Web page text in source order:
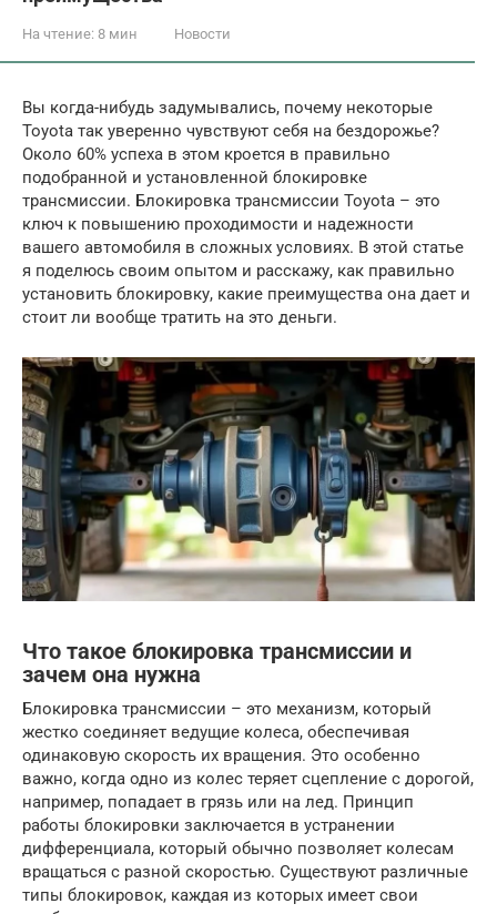
На чтение: 8 мин Новости
Вы когда-нибудь задумывались, почему некоторые
Toyota так уверенно чувствуют себя на бездорожье?
Около 60% успеха в этом кроется в правильно
подобранной и установленной блокировке
трансмиссии. Блокировка трансмиссии Toyota – это
ключ к повышению проходимости и надежности
вашего автомобиля в сложных условиях. В этой статье
я поделюсь своим опытом и расскажу, как правильно
установить блокировку, какие преимущества она дает и
стоит ли вообще тратить на это деньги.
Что такое блокировка трансмиссии и
зачем она нужна
Блокировка трансмиссии – это механизм, который
жестко соединяет ведущие колеса, обеспечивая
одинаковую скорость их вращения. Это особенно
важно, когда одно из колес теряет сцепление с дорогой,
например, попадает в грязь или на лед. Принцип
работы блокировки заключается в устранении
дифференциала, который обычно позволяет колесам
вращаться с разной скоростью. Существуют различные
типы блокировок, каждая из которых имеет свои